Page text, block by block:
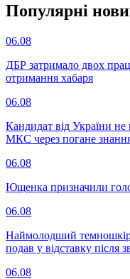
Популярнi
06.08
ДБР затримало двох
отримання хабаря
06.08
Кандидат від України
МКС через погане знання
06.08
Ющенка призначили
06.08
Наймолодший
подав у відставку після
06.08